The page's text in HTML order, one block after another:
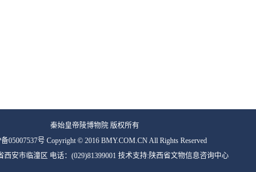
秦始皇帝陵博物院 版权所有
备05007537号 Copyright © 2016 BMY.COM.CN All Rights Reserved
西安市临潼区 电话：(029)81399001 技术支持:陕西省文物信息咨询中心